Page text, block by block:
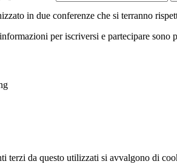
in due conferenze che si terranno
per iscriversi e partecipare sono
terzi da questo utilizzati si avvalgono di